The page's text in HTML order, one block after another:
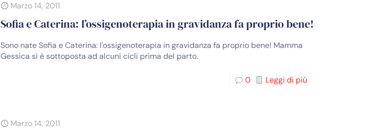
Marzo 14, 2011
Sofia e Caterina: l’ossigenoterapia in gravidanza fa proprio bene!
Sono nate Sofia e Caterina: l'ossigenoterapia in gravidanza fa proprio bene! Mamma
Gessica si è sottoposta ad alcuni cicli prima del parto.
0 Leggi di più
Marzo 14, 2011